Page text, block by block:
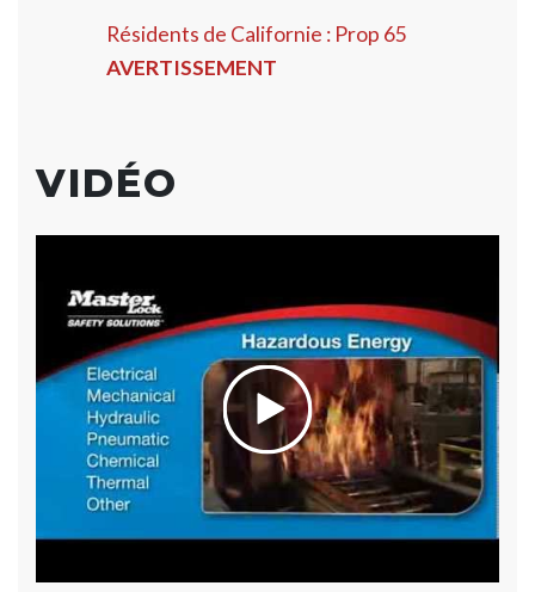
Résidents de Californie : Prop 65
AVERTISSEMENT
VIDÉO